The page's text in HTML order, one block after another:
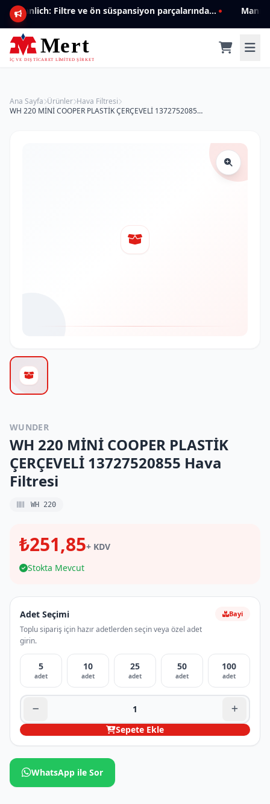
Mannlich: Filtre ve ön süspansiyon parçalarında genişleyen ürün yelpazesiyle kalite ve güven.
Ana Sayfa Ürünler Hava Filtresi
WH 220 MİNİ COOPER PLASTİK ÇERÇEVELİ 13727520855 Hava Filtresi
WUNDER
WH 220 MİNİ COOPER PLASTİK
ÇERÇEVELİ 13727520855 Hava
Filtresi
WH 220
₺251,85+ KDV
Stokta Mevcut
Adet Seçimi
Toplu sipariş için hazır adetlerden seçin veya özel adet
girin.
Bayi
5
adet
10
adet
25
adet
50
adet
100
adet
Sepete Ekle
WhatsApp ile Sor